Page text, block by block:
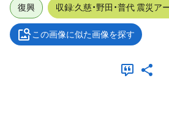
復興 収録:久慈・野田・普代 震災ア
この画像に似た画像を探す